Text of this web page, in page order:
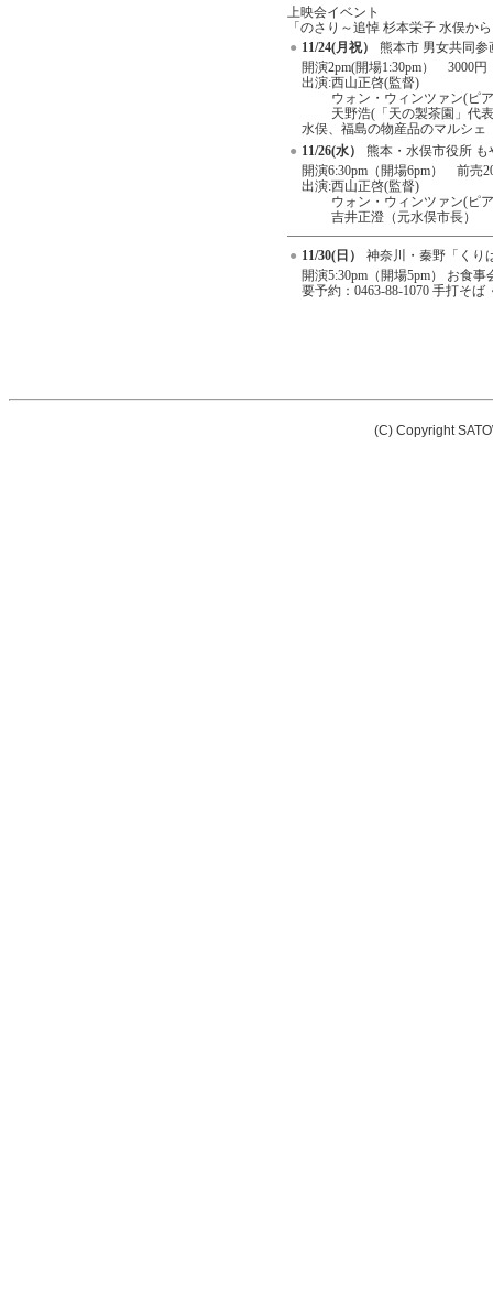
上映会イベント
「のさり～追悼 杉本栄子 水俣か
● 11/24(月祝）
熊本市 男女共同
開演2pm(開場1:30pm） 3000円
出演:西山正啓(監督)
ウォン・ウィンツァン(ピ
天野浩(「天の製茶園」代
水俣、福島の物産品のマルシェ
● 11/26(水）
熊本・水俣市役所 も
開演6:30pm（開場6pm） 前売
出演:西山正啓(監督)
ウォン・ウィンツァン(ピ
吉井正澄（元水俣市長）
● 11/30(日）
神奈川・秦野「くり
開演5:30pm（開場5pm） お食
要予約：0463-88-1070 手打そ
(C) Copyright